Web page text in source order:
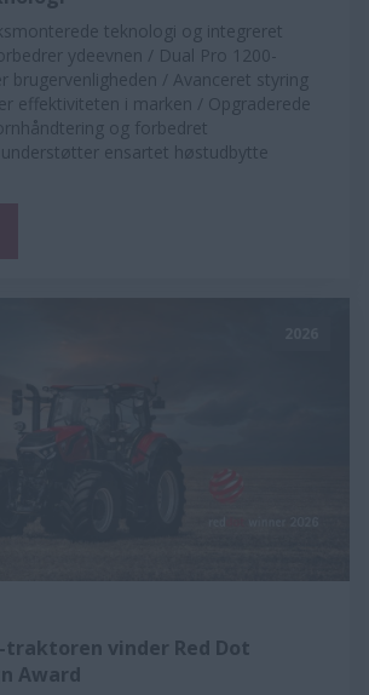
teknologi og integreret
ydeevnen / Dual Pro 1200-
brugervenligheden / Avanceret styring
effektiviteten i marken / Opgraderede
og forbedret
ensartet høstudbytte
traktoren vinder Red Dot
Award